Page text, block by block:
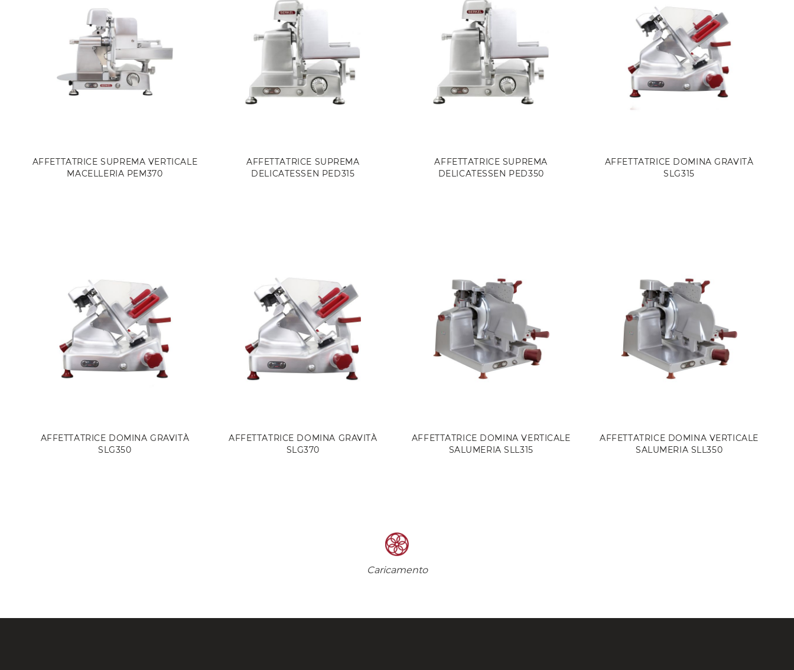
AFFETTATRICE SUPREMA VERTICALE
MACELLERIA PEM370
AFFETTATRICE SUPREMA
DELICATESSEN PED315
AFFETTATRICE SUPREMA
DELICATESSEN PED350
AFFETTATRICE DOMINA GRAVITÀ
SLG315
AFFETTATRICE DOMINA GRAVITÀ
SLG350
AFFETTATRICE DOMINA GRAVITÀ
SLG370
AFFETTATRICE DOMINA VERTICALE
SALUMERIA SLL315
AFFETTATRICE DOMINA VERTICALE
SALUMERIA SLL350
Caricamento